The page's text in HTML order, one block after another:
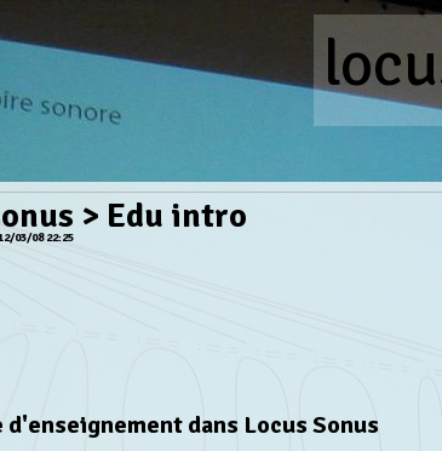
> Edu intro
03/08 22:25
d'enseignement dans Locus Sonus